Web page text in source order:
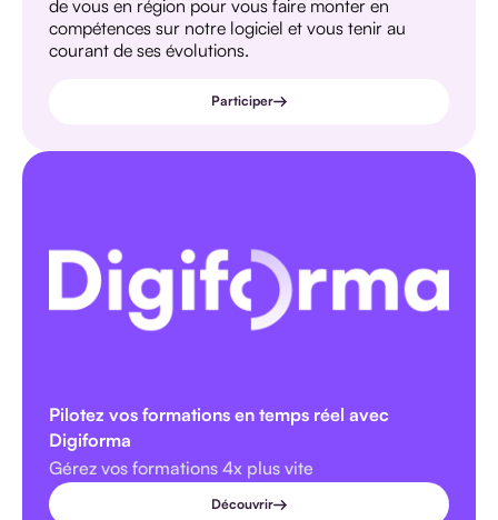
de vous en région pour vous faire monter en
compétences sur notre logiciel et vous tenir au
courant de ses évolutions.
Participer
Pilotez vos formations en temps réel avec
Digiforma
Gérez vos formations 4x plus vite
Découvrir